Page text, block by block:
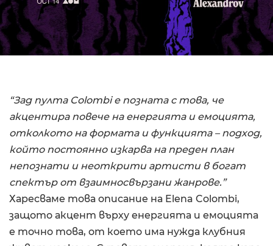
“Зад пулта Colombi е позната с това, че
акцентира повече на енергията и емоцията,
отколкото на формата и функцията – подход,
който постоянно изкарва на преден план
непознати и неоткрити артисти в богат
спектър от взаимносвързани жанрове.”
Харесваме това описание на Elena Colombi,
защото акцент върху енергията и емоцията
е точно това, от което има нужда клубния